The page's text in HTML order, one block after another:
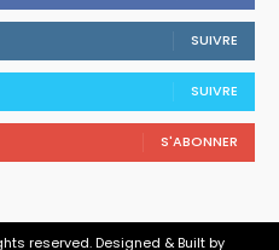
SUIVRE
SUIVRE
S'ABONNER
reserved. Designed & Built by